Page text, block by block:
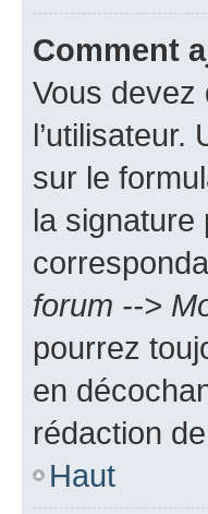
Comment
Vous devez
sur le
la signature
forum -->
pourrez
en
rédaction
Haut